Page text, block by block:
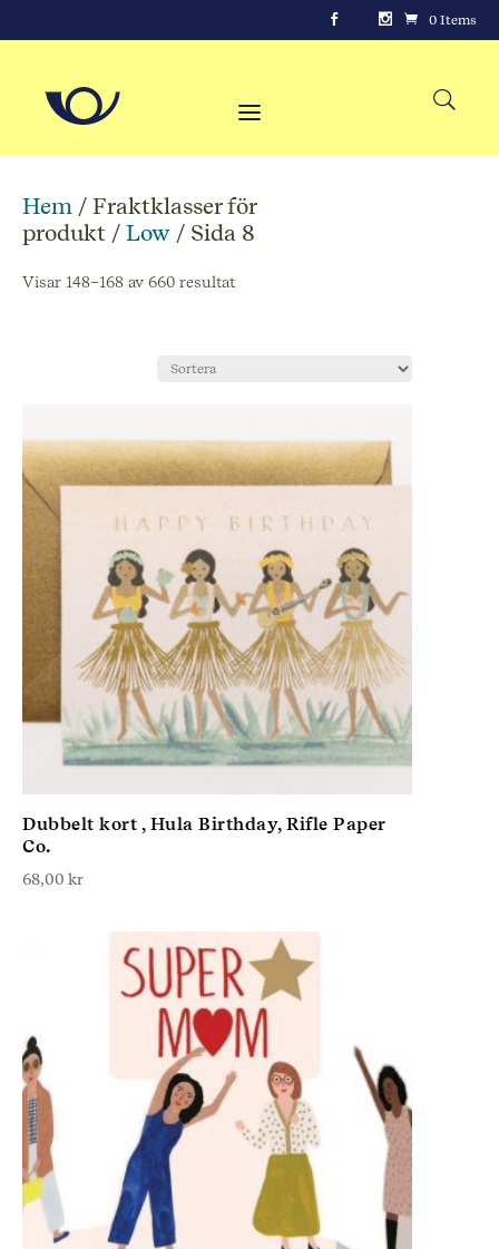
0 Items
Hem / Fraktklasser för
produkt / Low / Sida 8
Visar 148–168 av 660 resultat
Dubbelt kort , Hula Birthday, Rifle Paper
Co.
68,00 kr